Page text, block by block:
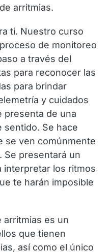
arritmias.
ti. Nuestro curso
de monitoreo
a través del
para reconocer las
para brindar
y cuidados
presenta de una
sentido. Se hace
se ven comúnmente
Se presentará un
interpretar los ritmos
te harán imposible
arritmias es un
que tienen
así como el único